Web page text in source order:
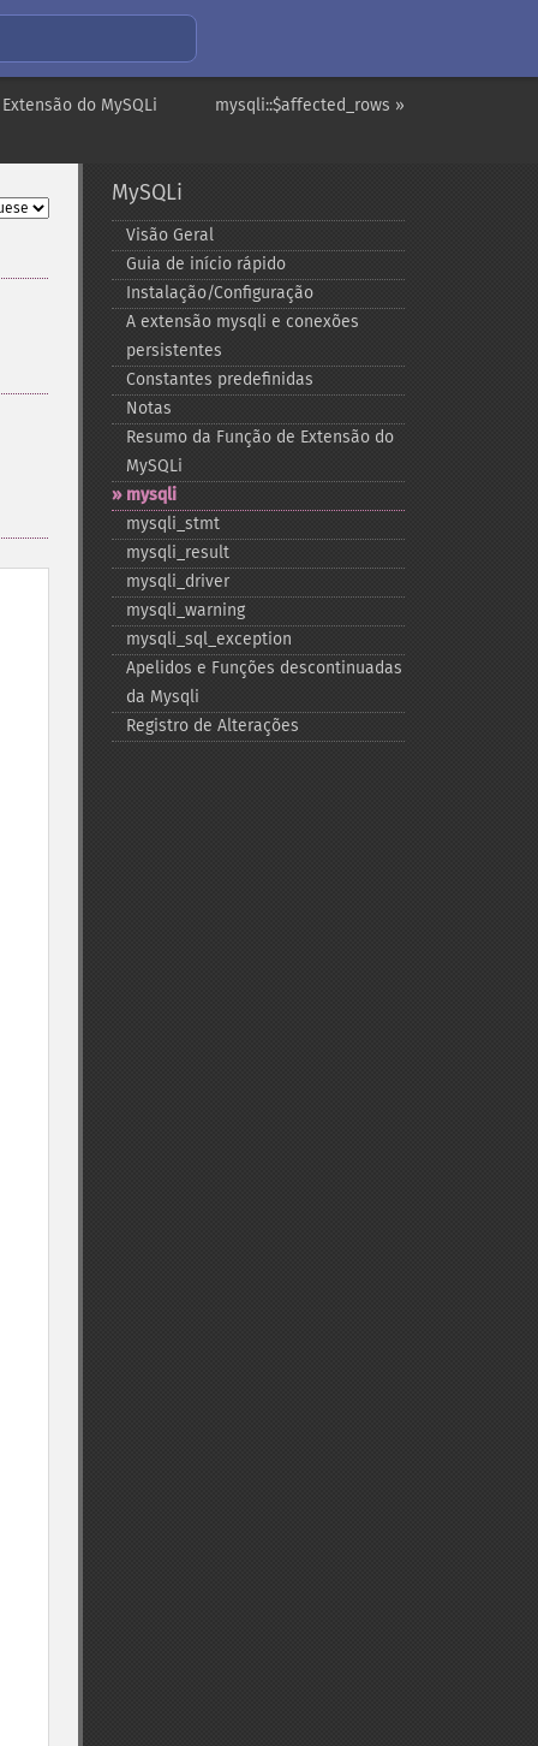
mysqli::$affected_rows »
do MySQLi
MySQLi
Visão Geral
Guia de início rápido
Instalação/Configuração
A extensão mysqli e conexões
persistentes
Constantes predefinidas
Notas
Resumo da Função de Extensão do
MySQLi
mysqli
mysqli_​stmt
mysqli_​result
mysqli_​driver
mysqli_​warning
mysqli_​sql_​exception
Apelidos e Funções descontinuadas
da Mysqli
Registro de Alterações